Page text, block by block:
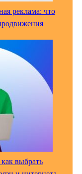
реклама: что
выбрать